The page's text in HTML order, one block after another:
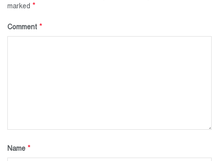
marked *
Comment *
Name *